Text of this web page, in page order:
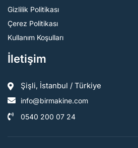
Gizlilik Politikası
Çerez Politikası
Kullanım Koşulları
İletişim
Şişli, İstanbul / Türkiye
info@birmakine.com
0540 200 07 24